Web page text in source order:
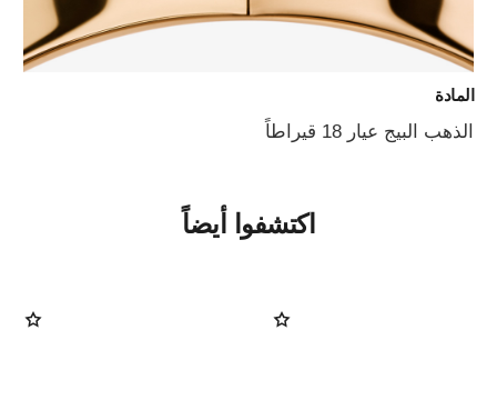
المادة
الذهب البيج عيار 18 قيراطاً
اكتشفوا أيضاً